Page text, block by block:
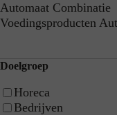
Automaat Combinatie
Voedingsproducten
Doelgroep
Horeca
Bedrijven